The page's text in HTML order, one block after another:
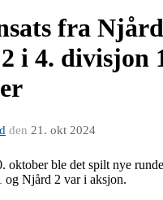
fra
i 4. divisjon
den 21. okt 2024
oktober ble det spilt nye
og Njård 2 var i aksjon.